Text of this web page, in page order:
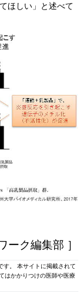
ほしい」と述べて
ーク編集部 ］
す。 本サイトに掲載されて
はかかりつけの医師や医療